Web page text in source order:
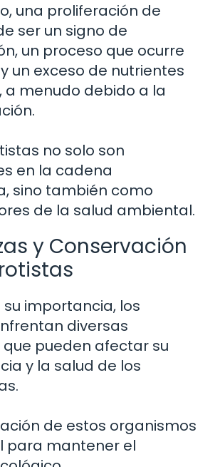
una proliferación de
ser un signo de
un proceso que ocurre
un exceso de nutrientes
a menudo debido a la
no solo son
en la cadena
sino también como
de la salud ambiental.
y Conservación
importancia, los
diversas
pueden afectar su
y la salud de los
de estos organismos
para mantener el